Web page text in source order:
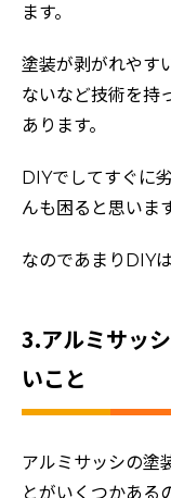
ます。
塗装が剥がれやす
ないなど技術を持
あります。
DIYでしてすぐに
んも困ると思います
なのであまりDIY
3.アルミサッ
いこと
アルミサッシの塗
とがいくつかある